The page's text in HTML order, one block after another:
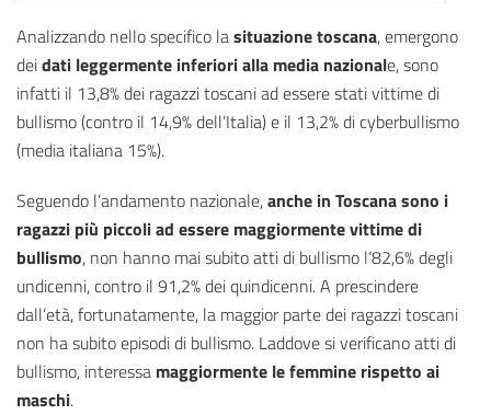
Analizzando nello specifico lasituazione toscana, emergono
deidati leggermente inferiori alla media nazionale, sono
infatti il 13,8% dei ragazzi toscani ad essere stati vittime di
bullismo (contro il 14,9% dell’Italia) e il 13,2% di cyberbullismo
(media italiana 15%).
Seguendo l’andamento nazionale,anche in Toscana sono i
ragazzi più piccoli ad essere maggiormente vittime di
bullismo, non hanno mai subito atti di bullismo l’82,6% degli
undicenni, contro il 91,2% dei quindicenni. A prescindere
dall’età, fortunatamente, la maggior parte dei ragazzi toscani
non ha subito episodi di bullismo. Laddove si verificano atti di
bullismo, interessa maggiormente le femmine rispetto ai
maschi.